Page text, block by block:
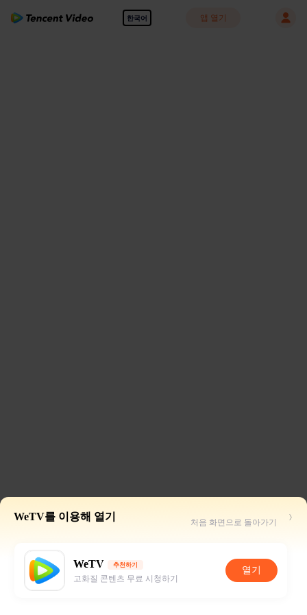
한국어 앱 열기
WeTV를 이용해 열기 처음 화면으로 돌아가기
WeTV 추천하기
고화질 콘텐츠 무료 시청하기
열기